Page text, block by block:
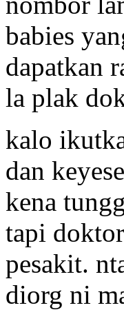
babies
dapatkan
la plak
kalo
dan
kena
tapi
pesakit.
diorg ni